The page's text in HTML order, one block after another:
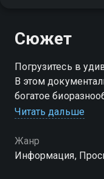
Сюжет
Погрузитесь в
В этом
богатое
с его уникальными
Читать дальше
Жанр
Информация,